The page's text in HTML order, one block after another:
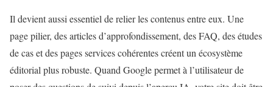
Il devient aussi essentiel de relier les contenus entre eux. Une
page pilier, des articles d’approfondissement, des FAQ, des études
de cas et des pages services cohérentes créent un écosystème
éditorial plus robuste. Quand Google permet à l’utilisateur de